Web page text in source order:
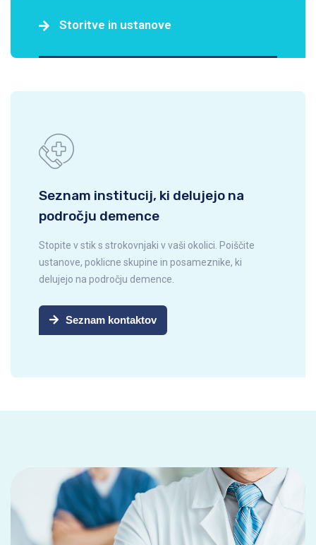
Storitve in ustanove
Seznam institucij, ki delujejo na
področju demence
Stopite v stik s strokovnjaki v vaši okolici. Poiščite
ustanove, poklicne skupine in posameznike, ki
delujejo na področju demence.
Seznam kontaktov